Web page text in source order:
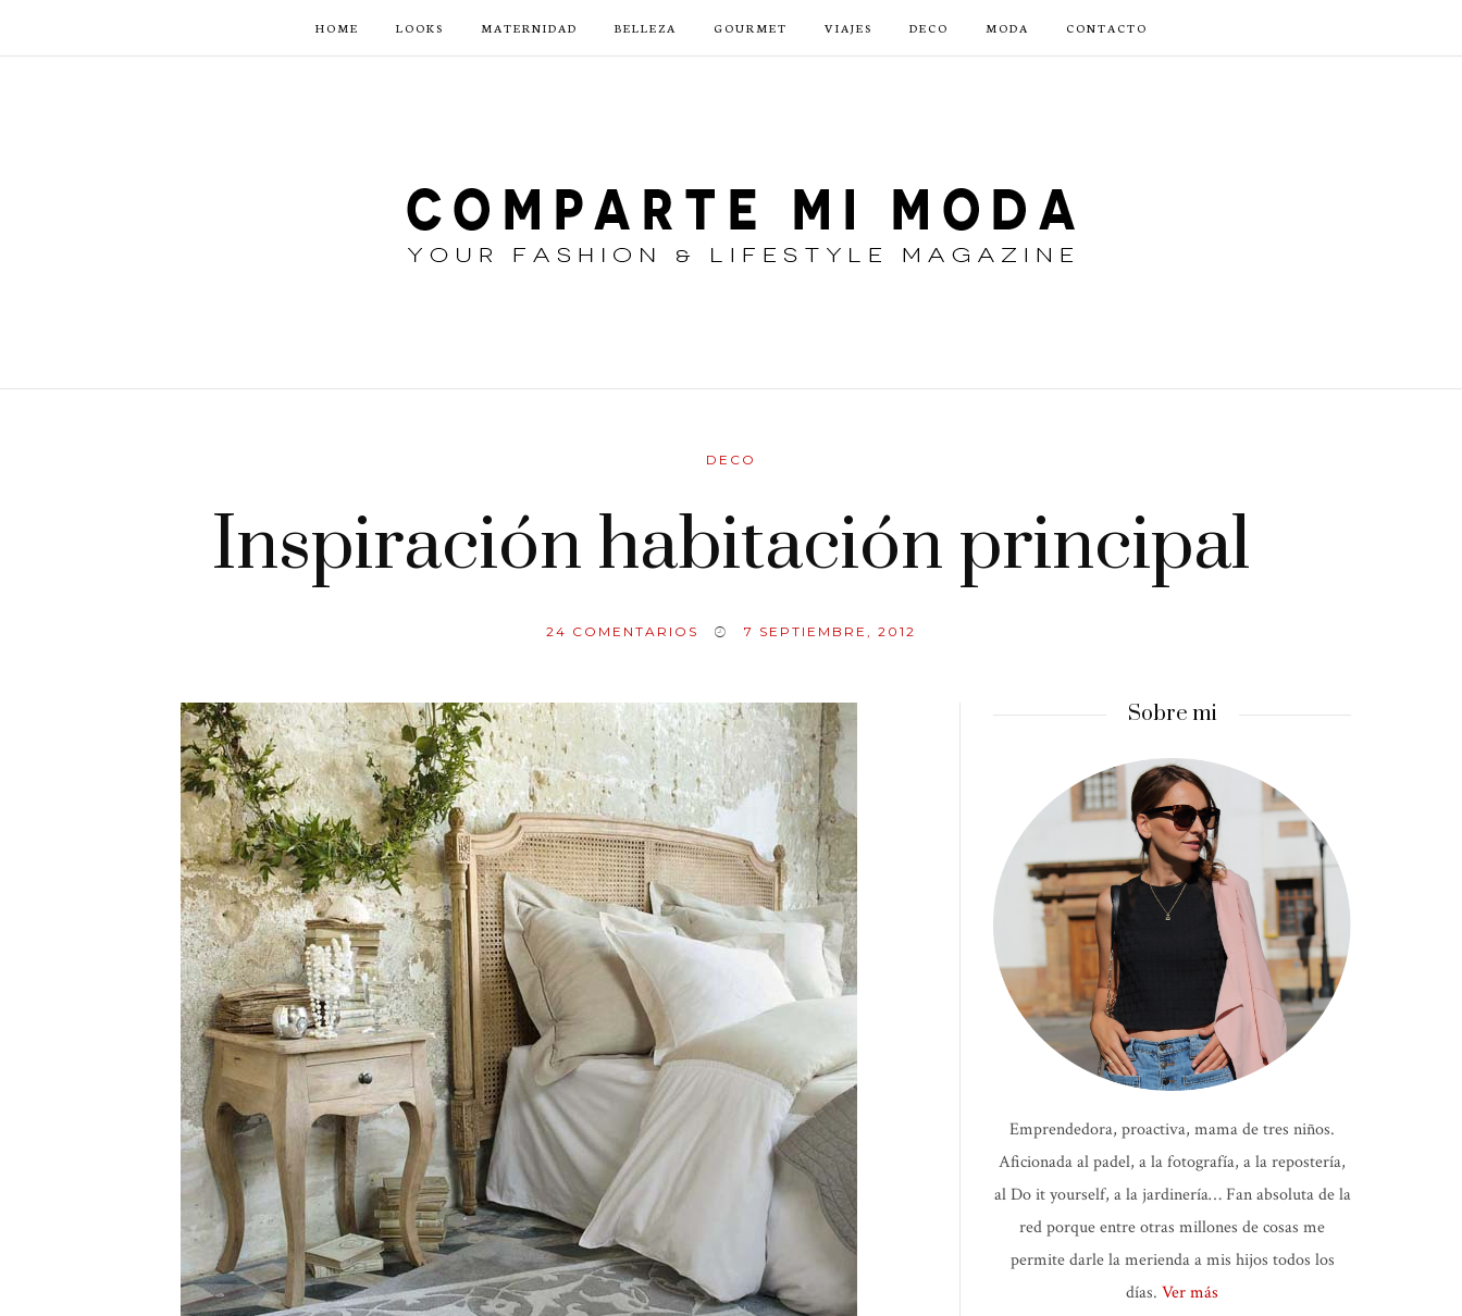
HOME LOOKS MATERNIDAD BELLEZA GOURMET VIAJES DECO MODA CONTACTO
DECO
Inspiración habitación principal
24 COMENTARIOS 7 SEPTIEMBRE, 2012
Sobre mi
Emprendedora, proactiva, mama de tres niños.
Aficionada al padel, a la fotografía, a la repostería,
al Do it yourself, a la jardinería… Fan absoluta de la
red porque entre otras millones de cosas me
permite darle la merienda a mis hijos todos los
días. Ver más